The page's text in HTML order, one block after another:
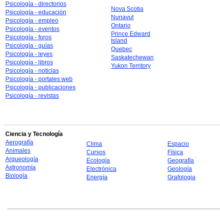
Psicología - directorios
Psicología - educación
Psicología - empleo
Psicología - eventos
Psicología - foros
Psicología - guías
Psicología - leyes
Psicología - libros
Psicología - noticias
Psicología - portales web
Psicología - publicaciones
Psicología - revistas
Nova Scotia
Nunavut
Ontario
Prince Edward
Island
Quebec
Saskatechewan
Yukon Territory
Ciencia y Tecnología
Aerografía
Animales
Arqueología
Astronomía
Biología
Clima
Cursos
Ecología
Electrónica
Energía
Espacio
Física
Geografía
Geología
Grafologia